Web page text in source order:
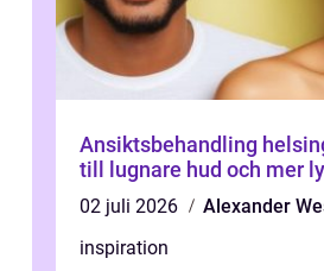
Ansiktsbehandling
till lugnare hud och mer
02 juli 2026
Alexander
inspiration